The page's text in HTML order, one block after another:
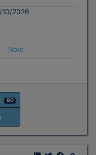
2026
Note
90